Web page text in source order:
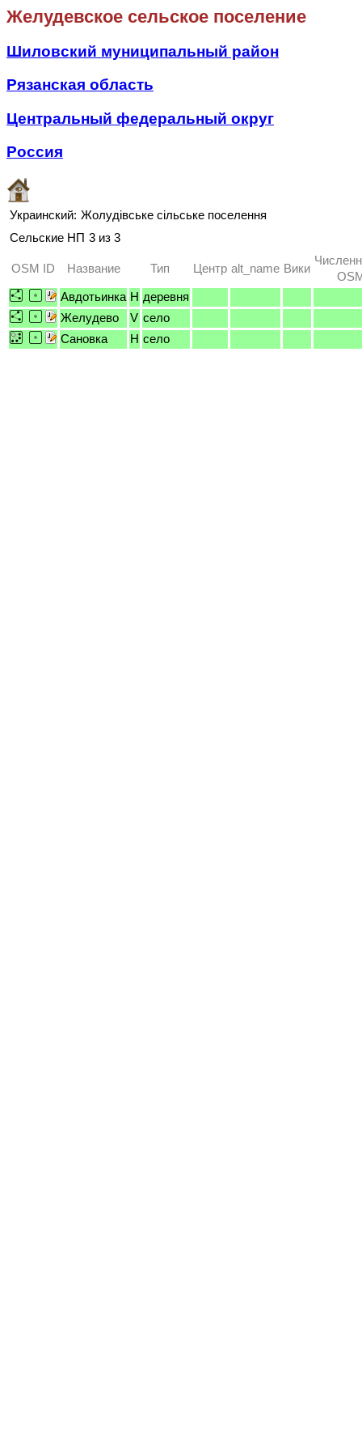
Желудевское сельское поселение
Шиловский муниципальный район
Рязанская область
Центральный федеральный округ
Россия
Украинский: Жолудівське сільське поселення
Сельские НП 3 из 3
OSM ID Название Тип Центр alt_name Вики
Авдотьинка H деревня
Желудево
V село
Сановка
H село